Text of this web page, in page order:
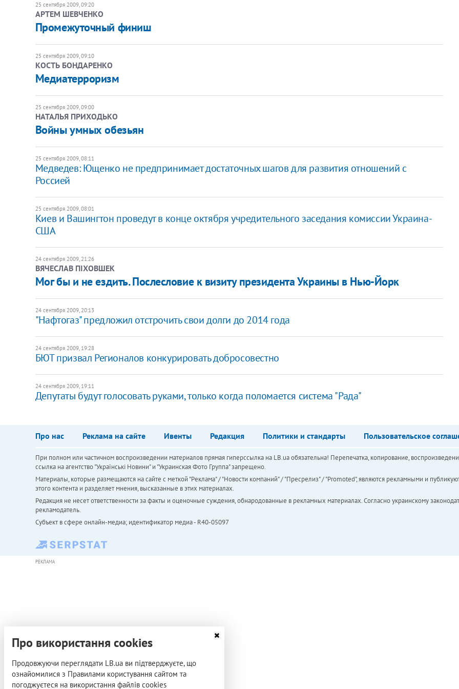
25 сентября 2009, 09:20
АРТЕМ ШЕВЧЕНКО
Промежуточный финиш
25 сентября 2009, 09:10
КОСТЬ БОНДАРЕНКО
Медиатерроризм
25 сентября 2009, 09:00
НАТАЛЬЯ ПРИХОДЬКО
Войны умных обезьян
25 сентября 2009, 08:11
Медведев: Ющенко не предпринимает достаточных шагов для развития отношений с
Россией
25 сентября 2009, 08:01
Киев и Вашингтон проведут в конце октября учредительного заседания комиссии Украина-
США
24 сентября 2009, 21:26
ВЯЧЕСЛАВ ПІХОВШЕК
Мог бы и не ездить. Послесловие к визиту президента Украины в Нью-Йорк
24 сентября 2009, 20:13
"Нафтогаз" предложил отстрочить свои долги до 2014 года
24 сентября 2009, 19:28
БЮТ призвал Регионалов конкурировать добросовестно
24 сентября 2009, 19:11
Депутаты будут голосовать руками, только когда поломается система "Рада"
Про нас Реклама на сайте Ивенты Редакция Политики и стандарты Пользовательское
При полном или частичном воспроизведении материалов прямая гиперссылка на LB.ua обязательна! Перепечатка, копирование,
ссылка на агентство "Українськi Новини" и "Украинская Фото Группа" запрещено.
Материалы, которые размещаются на сайте с меткой "Реклама" / "Новости компаний" / "Пресрелиз" / "Promoted", являются рекламными и
этого контента и разделяет мнения, высказанные в этих материалах.
Редакция не несет ответственности за факты и оценочные суждения, обнародованные в рекламных материалах. Согласно украинскому
рекламодатель.
Субъект в сфере онлайн-медиа; идентификатор медиа - R40-05097
РЕКЛАМА
Про використання cookies
Продовжуючи переглядати LB.ua ви підтверджуєте, що
ознайомилися з Правилами користування сайтом та
погоджуєтеся на використання файлів cookies